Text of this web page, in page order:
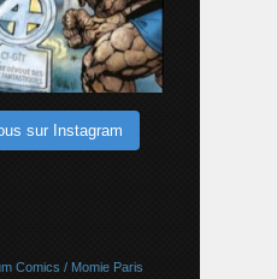
sur Instagram
Comics / Momie Paris